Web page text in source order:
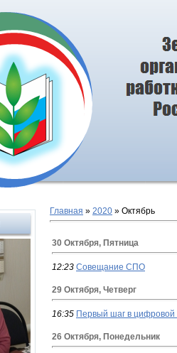
Главная » 2020 » Октябрь
30 Октября, Пятница
12:23 Совещание СПО
29 Октября, Четверг
16:35 Первый шаг в
26 Октября, Понедельник